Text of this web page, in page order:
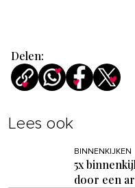
Delen:
Lees ook
BINNENKIJKEN
5x
door een